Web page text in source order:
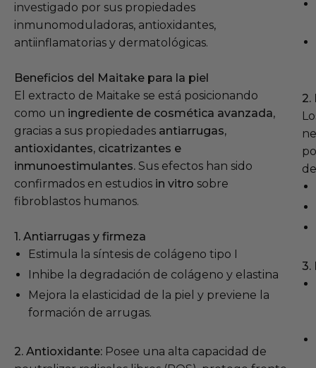
investigado por sus propiedades
inmunomoduladoras, antioxidantes,
antiinflamatorias y dermatológicas.
Beneficios del Maitake para la piel
El extracto de Maitake se está posicionando
como un ingrediente de cosmética avanzada,
gracias a sus propiedades antiarrugas,
antioxidantes, cicatrizantes e
inmunoestimulantes. Sus efectos han sido
confirmados en estudios in vitro sobre
fibroblastos humanos.
1. Antiarrugas y firmeza
Estimula la síntesis de colágeno tipo I
Inhibe la degradación de colágeno y elastina
Mejora la elasticidad de la piel y previene la
formación de arrugas.
2. Antioxidante: Posee una alta capacidad de
2.
3.